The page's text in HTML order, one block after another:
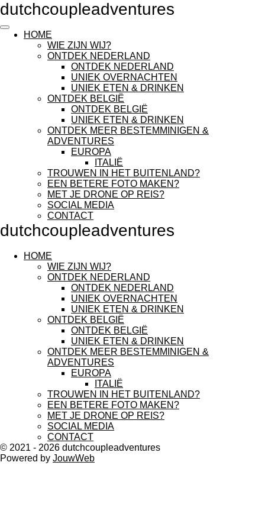
Ga
naar
hoofdinhoud
dutchcoupleadventures
HOME
WIE ZIJN WIJ?
ONTDEK NEDERLAND
ONTDEK NEDERLAND
UNIEK OVERNACHTEN
UNIEK ETEN & DRINKEN
ONTDEK BELGIË
ONTDEK BELGIË
UNIEK ETEN & DRINKEN
ONTDEK MEER BESTEMMINIGEN &
ADVENTURES
EUROPA
ITALIË
TROUWEN IN HET BUITENLAND?
EEN BETERE FOTO MAKEN?
MET JE DRONE OP REIS?
SOCIAL MEDIA
CONTACT
dutchcoupleadventures
HOME
WIE ZIJN WIJ?
ONTDEK NEDERLAND
ONTDEK NEDERLAND
UNIEK OVERNACHTEN
UNIEK ETEN & DRINKEN
ONTDEK BELGIË
ONTDEK BELGIË
UNIEK ETEN & DRINKEN
ONTDEK MEER BESTEMMINIGEN &
ADVENTURES
EUROPA
ITALIË
TROUWEN IN HET BUITENLAND?
EEN BETERE FOTO MAKEN?
MET JE DRONE OP REIS?
SOCIAL MEDIA
CONTACT
© 2021 - 2026 dutchcoupleadventures
Powered by JouwWeb